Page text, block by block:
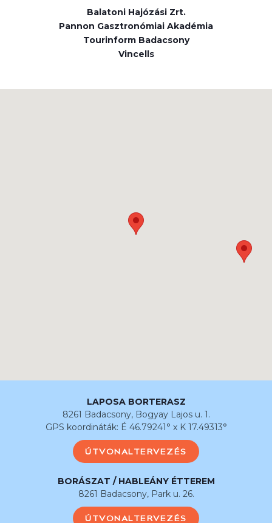
Balatoni Hajózási Zrt.
Pannon Gasztronómiai Akadémia
Tourinform Badacsony
Vincells
LAPOSA BORTERASZ
8261 Badacsony, Bogyay Lajos u. 1.
GPS koordináták: É 46.79241° x K 17.49313°
ÚTVONALTERVEZÉS
BORÁSZAT / HABLEÁNY ÉTTEREM
8261 Badacsony, Park u. 26.
ÚTVONALTERVEZÉS